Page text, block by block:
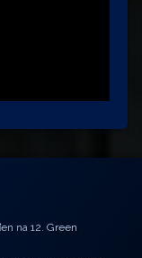
na 12. Green